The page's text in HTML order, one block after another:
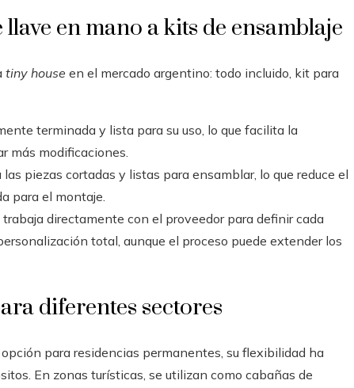
en mano a kits de ensamblaje
tiny house en el mercado argentino: todo incluido, kit para
terminada y lista para su uso, lo que facilita la
más modificaciones.
piezas cortadas y listas para ensamblar, lo que reduce el
para el montaje.
directamente con el proveedor para definir cada
total, aunque el proceso puede extender los
diferentes sectores
para residencias permanentes, su flexibilidad ha
En zonas turísticas, se utilizan como cabañas de